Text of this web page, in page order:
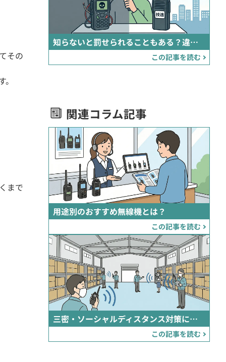
その
まで
知らないと罰せられることもある？違法な無線機の見分け方
この記事を読む
関連コラム記事
用途別のおすすめ無線機とは？
この記事を読む
三密・ソーシャルディスタンス対策におすすめの無線機
この記事を読む